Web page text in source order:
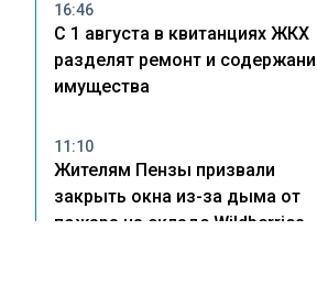
16:46
С 1 августа в квитанциях ЖКХ
разделят ремонт и
имущества
11:10
Жителям Пензы призвали
закрыть окна из-за дыма от
пожара на складе Wildberries